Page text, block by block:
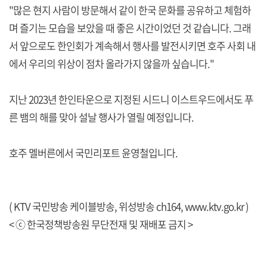
"많은 현지 사람이 방문해서 같이 한국 문화를 공유하고 체험하
며 즐기는 모습을 보았을 때 좋은 시간이었던 것 같습니다. 그래
서 앞으로도 한인회가 계속해서 행사를 발전시키면 호주 사회 내
에서 우리의 위상이 점차 올라가지 않을까 싶습니다."
지난 2023년 한인타운으로 지정된 시드니 이스트우드에서도 푸
른 뱀의 해를 맞아 설날 행사가 열릴 예정입니다.
호주 멜버른에서 국민리포트 윤영철입니다.
( KTV 국민방송 케이블방송, 위성방송 ch164,www.ktv.go.kr)
< ⓒ 한국정책방송원 무단전재 및 재배포 금지 >